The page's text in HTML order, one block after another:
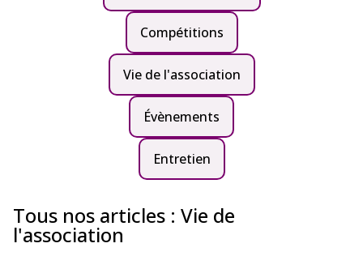
Tous nos articles : Vie de
l'association
Compétitions
Vie de l'association
Évènements
Entretien